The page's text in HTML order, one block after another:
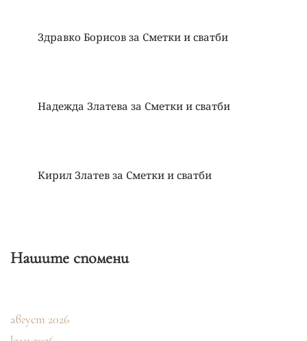
Здравко Борисов за Сметки и сватби
Надежда Златева за Сметки и сватби
Кирил Златев за Сметки и сватби
Нашите спомени
август 2026